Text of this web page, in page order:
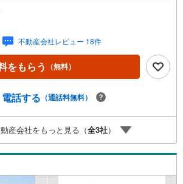
に便利で閑静な住宅街。 ・・・地域密着昭和
・ 西荻窪に創業44年、地域密着の不動産会
産購入、買換えには、不安がつきもの。 物
宅ローンはもちろん地域密着だからこその情
いたします。 お気軽にご相談、ご来
社です。スタッフ一同、心よりお待ちしており
伝いいたします。 キッズルーム充実・チャイル
しておりますのでぜひ、お気軽にお問い合わ
せください。 営業時間: 9:00 - 20:00
不動産会社レビュー 18件
をもらう （無料）
電話する （通話料無料）
産会社をもっと見る（全3社）